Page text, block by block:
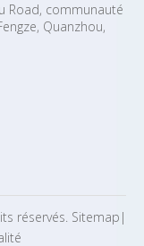
Road, communauté
Quanzhou,
réservés. Sitemap |